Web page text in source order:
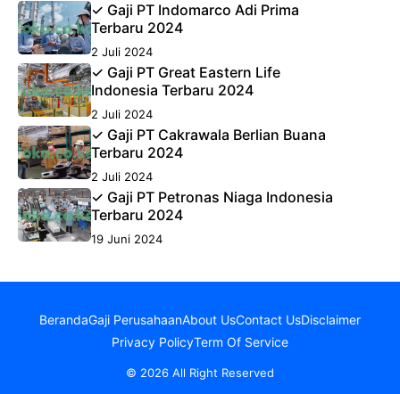
✓ Gaji PT Indomarco Adi Prima
Terbaru 2024
2 Juli 2024
✓ Gaji PT Great Eastern Life
Indonesia Terbaru 2024
2 Juli 2024
✓ Gaji PT Cakrawala Berlian Buana
Terbaru 2024
2 Juli 2024
✓ Gaji PT Petronas Niaga Indonesia
Terbaru 2024
19 Juni 2024
BerandaGaji PerusahaanAbout UsContact UsDisclaimer
Privacy PolicyTerm Of Service
© 2026 All Right Reserved